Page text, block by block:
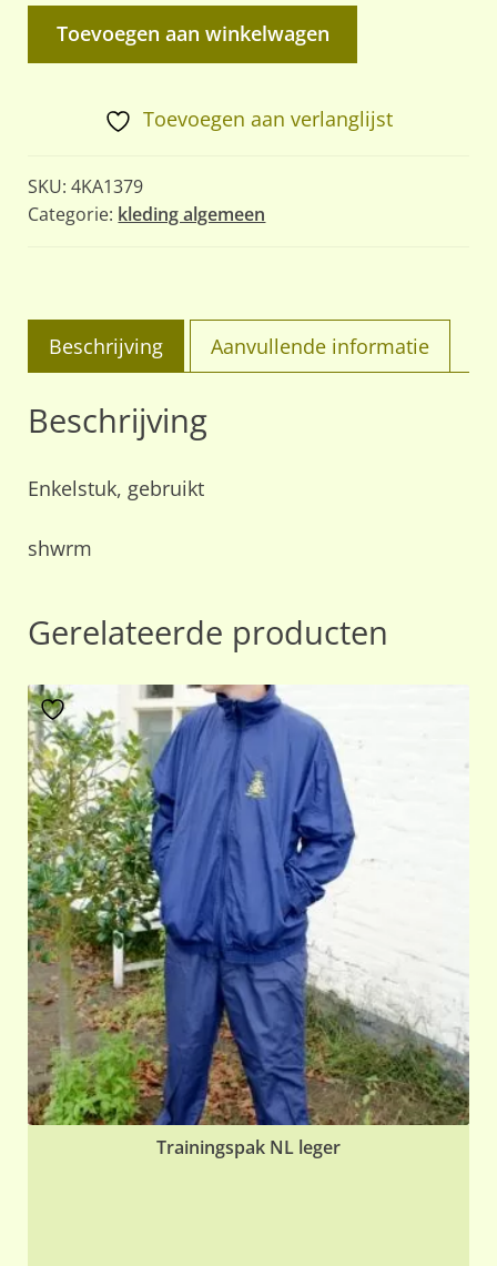
Desert
windproof
jas,
Royal
Toevoegen aan winkelwagen
Toevoegen aan verlanglijst
SKU:4KA1379
Categorie: kleding algemeen
Beschrijving Aanvullende informatie
Beschrijving
Enkelstuk, gebruikt
shwrm
Gerelateerde producten
Trainingspak NL leger